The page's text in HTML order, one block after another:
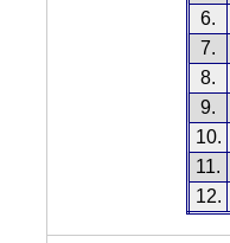
6.
7.
8.
9.
10.
11.
12.